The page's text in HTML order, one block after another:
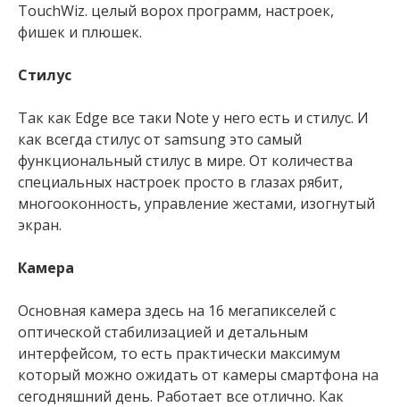
TouchWiz. целый ворох программ, настроек,
фишек и плюшек.
Стилус
Так как Edge все таки Note у него есть и стилус. И
как всегда стилус от samsung это самый
функциональный стилус в мире. От количества
специальных настроек просто в глазах рябит,
многооконность, управление жестами, изогнутый
экран.
Камера
Основная камера здесь на 16 мегапикселей с
оптической стабилизацией и детальным
интерфейсом, то есть практически максимум
который можно ожидать от камеры смартфона на
сегодняшний день. Работает все отлично. Как